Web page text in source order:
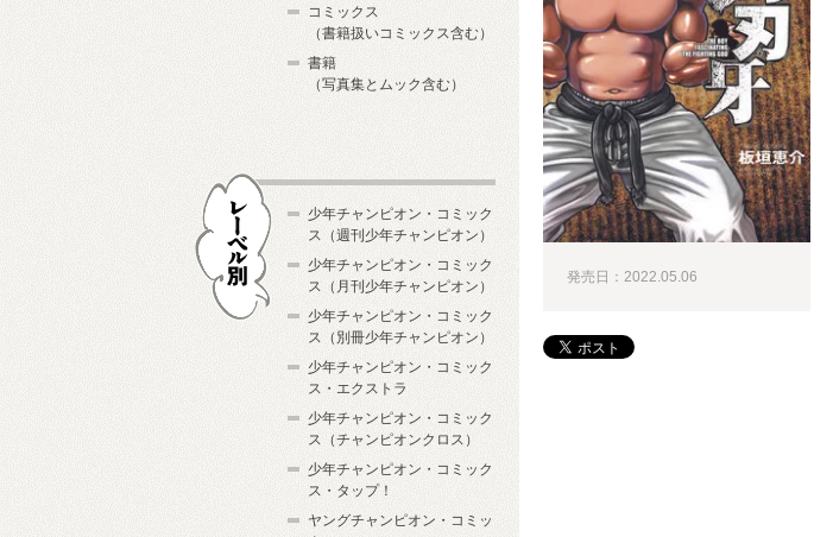
発売日：2022.05.06
コミックス
（書籍扱いコミックス含む）
書籍
（写真集とムック含む）
少年チャンピオン・コミック
ス（週刊少年チャンピオン）
少年チャンピオン・コミック
ス（月刊少年チャンピオン）
少年チャンピオン・コミック
ス（別冊少年チャンピオン）
少年チャンピオン・コミック
ス・エクストラ
少年チャンピオン・コミック
ス（チャンピオンクロス）
少年チャンピオン・コミック
ス・タップ！
ヤングチャンピオン・コミッ